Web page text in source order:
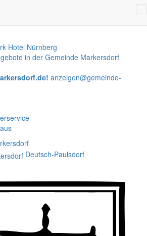
Hotel Nürnberg
anzeigen@gemeinde-
Deutsch-Paulsdorf